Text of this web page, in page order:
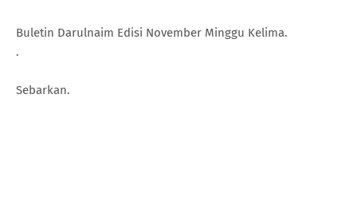
Buletin Darulnaim Edisi November Minggu Kelima.
.
Sebarkan.